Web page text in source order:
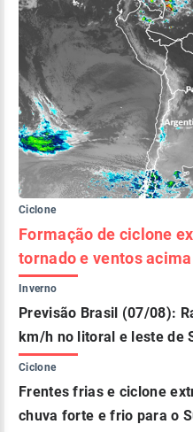
Ciclone
Formação de ciclone
tornado e ventos
Inverno
Previsão Brasil (07/08):
km/h no litoral e leste de
Ciclone
Frentes frias e ciclone
chuva forte e frio para o